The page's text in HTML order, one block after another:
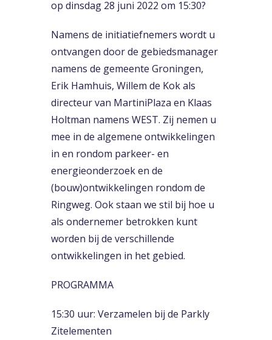
op dinsdag 28 juni 2022 om 15:30?
Namens de initiatiefnemers wordt u
ontvangen door de gebiedsmanager
namens de gemeente Groningen,
Erik Hamhuis, Willem de Kok als
directeur van MartiniPlaza en Klaas
Holtman namens WEST. Zij nemen u
mee in de algemene ontwikkelingen
in en rondom parkeer- en
energieonderzoek en de
(bouw)ontwikkelingen rondom de
Ringweg. Ook staan we stil bij hoe u
als ondernemer betrokken kunt
worden bij de verschillende
ontwikkelingen in het gebied.
PROGRAMMA
15:30 uur: Verzamelen bij de Parkly
Zitelementen